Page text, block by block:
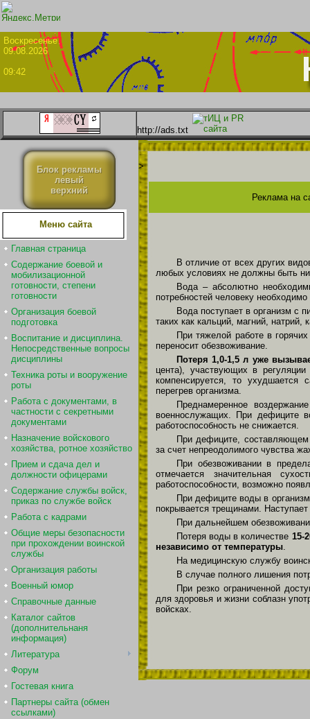
09.08.2026
09:42
http://ads.txt
Блок рекламы
левый
верхний
Меню сайта
Главная страница
Содержание боевой и
мобилизационной
готовности, степени
готовности
Организация боевой
подготовка
Воспитание и дисциплина.
Непосредственные вопросы
дисциплины
Техника роты и вооружение
роты
Работа с документами, в
частности с секретными
документами
Назначение войскового
хозяйства, ротное хозяйство
Прием и сдача дел и
должности офицерами
Содержание службы войск,
приказ по службе войск
Работа с кадрами
Общие меры безопасности
при прохождении воинской
службы
Организация работы
Военный юмор
Справочные данные
Каталог сайтов
(дополнительнаня
информация)
Литература
Форум
Гостевая книга
Партнеры сайта (обмен
ссылками)
>
Реклама на
В отличие от всех других
любых условиях не должны быть
Вода – абсолютно
потребностей человеку необходимо
Вода поступает в организм с
таких как кальций, магний, натрий,
При тяжелой работе в
переносит обезвоживание.
Потеря 1,0-1,5 л уже
цента), участвующих в
компенсируется, то ухудшается
перегрев организма.
Преднамеренное
военнослужащих. При дефиците
работоспособность не снижается.
При дефиците,
за счет непреодолимого чувства
При обезвоживании в
отмечается значительная
работоспособности, возможно
При дефиците воды в
покрывается трещинами.
При дальнейшем
Потеря воды в количестве 15-
независимо от температуры
На медицинскую службу
В случае полного лишения
При резко ограниченной
для здоровья и жизни соблазн
войсках.